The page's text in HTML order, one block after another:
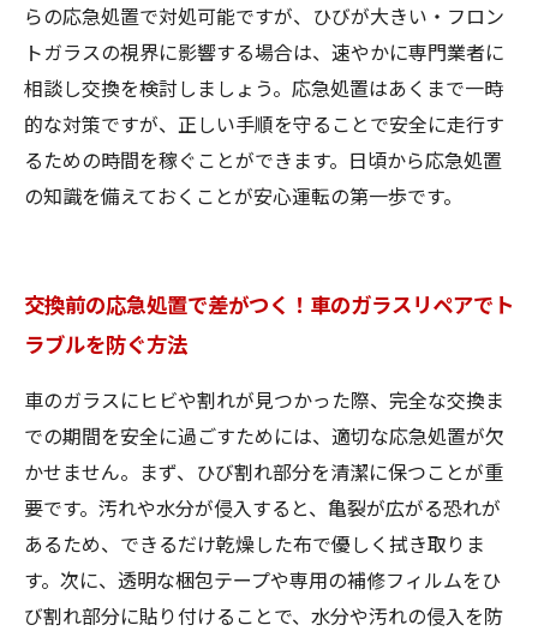
らの応急処置で対処可能ですが、ひびが大きい・フロン
トガラスの視界に影響する場合は、速やかに専門業者に
相談し交換を検討しましょう。応急処置はあくまで一時
的な対策ですが、正しい手順を守ることで安全に走行す
るための時間を稼ぐことができます。日頃から応急処置
の知識を備えておくことが安心運転の第一歩です。
交換前の応急処置で差がつく！車のガラスリペアでト
ラブルを防ぐ方法
車のガラスにヒビや割れが見つかった際、完全な交換ま
での期間を安全に過ごすためには、適切な応急処置が欠
かせません。まず、ひび割れ部分を清潔に保つことが重
要です。汚れや水分が侵入すると、亀裂が広がる恐れが
あるため、できるだけ乾燥した布で優しく拭き取りま
す。次に、透明な梱包テープや専用の補修フィルムをひ
び割れ部分に貼り付けることで、水分や汚れの侵入を防